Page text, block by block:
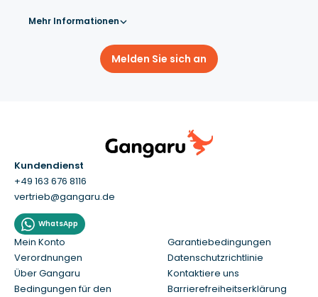
Mehr Informationen
Melden Sie sich an
Kundendienst
+49 163 676 8116
vertrieb@gangaru.de
WhatsApp
Mein Konto
Garantiebedingungen
Verordnungen
Datenschutzrichtlinie
Über Gangaru
Kontaktiere uns
Bedingungen für den
Barrierefreiheitserklärung